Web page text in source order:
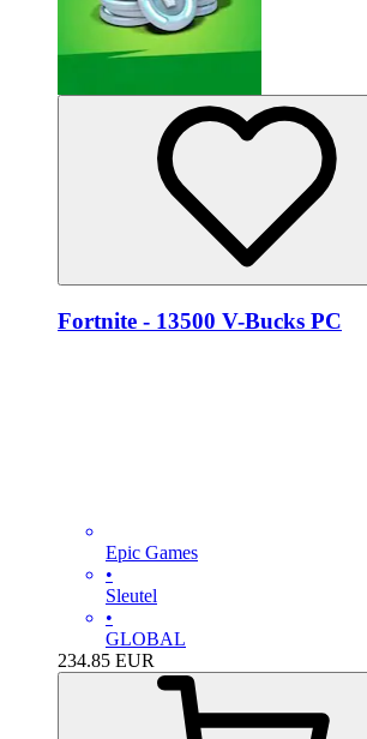
Fortnite - 13500 V-Bucks PC
Epic Games
•
Sleutel
•
GLOBAL
234.85 EUR